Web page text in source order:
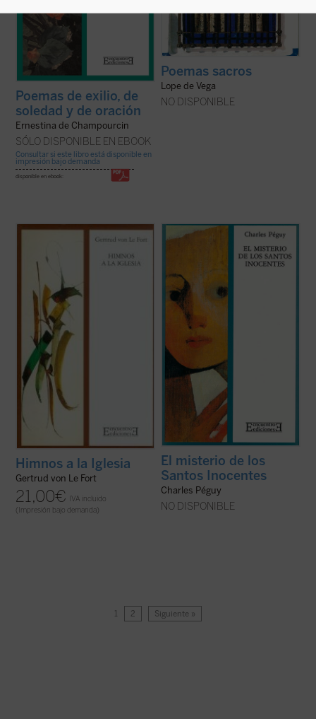
Poemas de exilio, de
soledad y de oración
Ernestina de Champourcin
SÓLO DISPONIBLE EN EBOOK
Consultar si este libro está disponible en
impresión bajo demanda
disponible en ebook:
Poemas sacros
Lope de Vega
NO DISPONIBLE
impregnó, desde su primera infancia, el
Además de la
un libro titulado
Tesoro de Canciones
alimentaba la ...(ver ficha)
Himnos a la Iglesia
Gertrud von Le Fort
21,00€ IVA incluido
(Impresión bajo demanda)
Innocentes pro Christo infantes occisi sunt.
«Esos inocentes han pagado por
suelo...,
En el polvo y en el barro...,
Abandonados sobre los cuerpos
de sus madres, ...
El misterio de los
Santos Inocentes
Charles Péguy
NO DISPONIBLE
1 2 Siguiente »